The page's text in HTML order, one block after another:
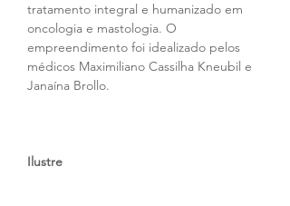
tratamento integral e humanizado em
oncologia e mastologia. O
empreendimento foi idealizado pelos
médicos Maximiliano Cassilha Kneubil e
Janaína Brollo.
Ilustre